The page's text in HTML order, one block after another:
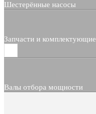
Шестерённые насосы
Запчасти и комплектующие
Валы отбора мощности